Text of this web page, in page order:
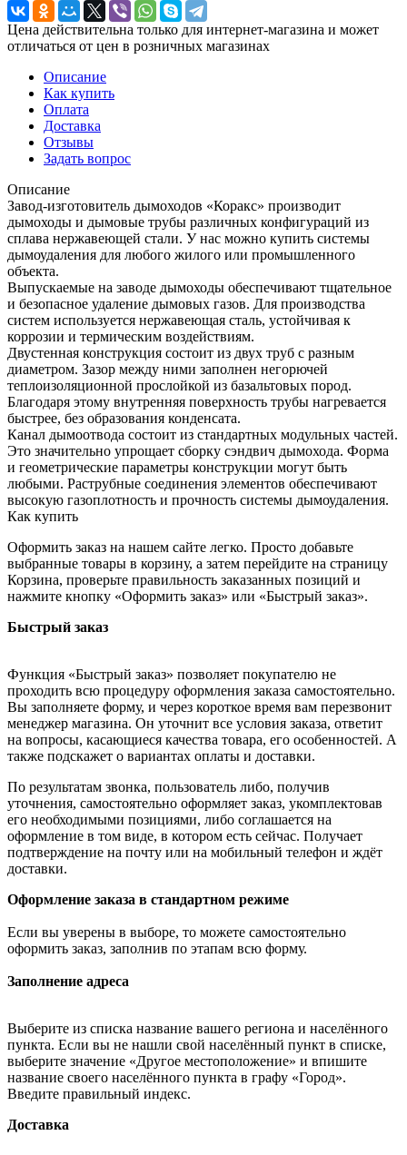
Цена действительна только для интернет-магазина и может
отличаться от цен в розничных магазинах
Описание
Как купить
Оплата
Доставка
Отзывы
Задать вопрос
Описание
Завод-изготовитель дымоходов «Коракс» производит
дымоходы и дымовые трубы различных конфигураций из
сплава нержавеющей стали. У нас можно купить системы
дымоудаления для любого жилого или промышленного
объекта.
Выпускаемые на заводе дымоходы обеспечивают тщательное
и безопасное удаление дымовых газов. Для производства
систем используется нержавеющая сталь, устойчивая к
коррозии и термическим воздействиям.
Двустенная конструкция состоит из двух труб с разным
диаметром. Зазор между ними заполнен негорючей
теплоизоляционной прослойкой из базальтовых пород.
Благодаря этому внутренняя поверхность трубы нагревается
быстрее, без образования конденсата.
Канал дымоотвода состоит из стандартных модульных частей.
Это значительно упрощает сборку сэндвич дымохода. Форма
и геометрические параметры конструкции могут быть
любыми. Раструбные соединения элементов обеспечивают
высокую газоплотность и прочность системы дымоудаления.
Как купить
Оформить заказ на нашем сайте легко. Просто добавьте
выбранные товары в корзину, а затем перейдите на страницу
Корзина, проверьте правильность заказанных позиций и
нажмите кнопку «Оформить заказ» или «Быстрый заказ».
Быстрый заказ
Функция «Быстрый заказ» позволяет покупателю не
проходить всю процедуру оформления заказа самостоятельно.
Вы заполняете форму, и через короткое время вам перезвонит
менеджер магазина. Он уточнит все условия заказа, ответит
на вопросы, касающиеся качества товара, его особенностей. А
также подскажет о вариантах оплаты и доставки.
По результатам звонка, пользователь либо, получив
уточнения, самостоятельно оформляет заказ, укомплектовав
его необходимыми позициями, либо соглашается на
оформление в том виде, в котором есть сейчас. Получает
подтверждение на почту или на мобильный телефон и ждёт
доставки.
Оформление заказа в стандартном режиме
Если вы уверены в выборе, то можете самостоятельно
оформить заказ, заполнив по этапам всю форму.
Заполнение адреса
Выберите из списка название вашего региона и населённого
пункта. Если вы не нашли свой населённый пункт в списке,
выберите значение «Другое местоположение» и впишите
название своего населённого пункта в графу «Город».
Введите правильный индекс.
Доставка